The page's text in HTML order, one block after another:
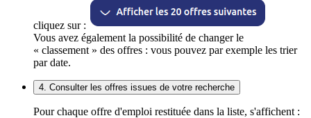
cliquez sur :
Vous avez également la possibilité de changer le
« classement » des offres : vous pouvez par exemple les trier
par date.
4. Consulter les offres issues de votre recherche
Pour chaque offre d'emploi restituée dans la liste, s'affichent :